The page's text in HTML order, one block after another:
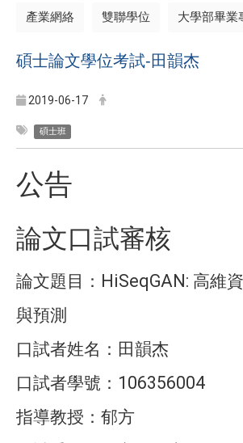
產業網絡 雙聯學位 大學部畢業
碩士論文學位考試-田韻杰
2019-06-17
碩士班
公告
論文口試審核
論文題目： HiSeqGAN: 高維
與預測
口試者姓名：田韻杰
口試者學號： 106356004
指導教授：郁方